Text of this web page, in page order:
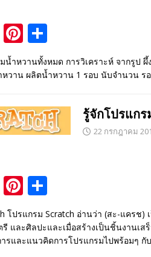
X Pi
nt
er
st
ar
น้ำหวานทั้งหมด การวิเคราะห์ จากรูป
หวาน ผลิตน้ำหวาน 1 รอบ นับจำนวน
รู้จักโปรแก
22 กรกฎาคม
X Pi
er
e
h
ar
e
โปรแกรม Scratch อ่านว่า (สะ-แคร
รี และศิลปะและเมื่อสร้างเป็นชิ้นงาน
ารและแนวคิดการโปรแกรมไปพร้อมๆ